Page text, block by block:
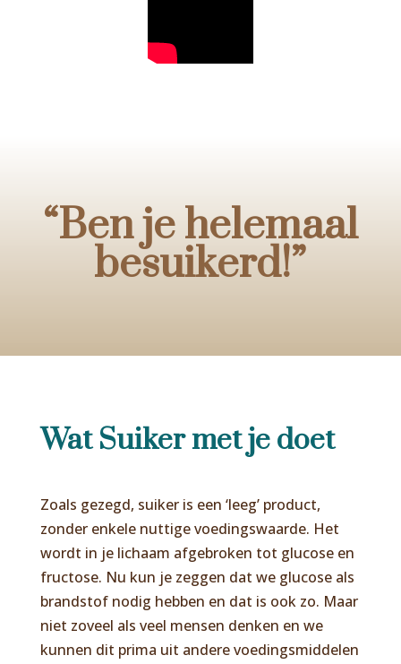
“Ben je helemaal
besuikerd!”
Wat Suiker met je doet
Zoals gezegd, suiker is een ‘leeg’ product,
zonder enkele nuttige voedingswaarde. Het
wordt in je lichaam afgebroken tot glucose en
fructose. Nu kun je zeggen dat we glucose als
brandstof nodig hebben en dat is ook zo. Maar
niet zoveel als veel mensen denken en we
kunnen dit prima uit andere voedingsmiddelen